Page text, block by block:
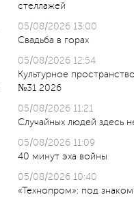
стеллажей
05/08/2026 13:00
Свадьба в горах
05/08/2026 12:54
Культурное
№31 2026
05/08/2026 11:21
Случайных людей здесь
05/08/2026 11:09
40 минут эха войны
05/08/2026 10:40
«Технопром»: под